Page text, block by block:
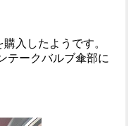
入したようです。
テークバルブ傘部に